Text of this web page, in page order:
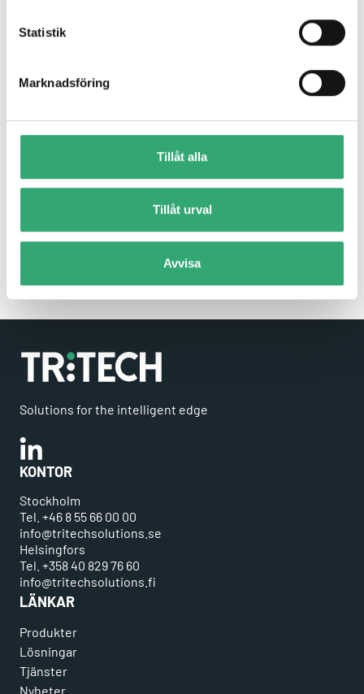
Statistik
Marknadsföring
Tillåt alla
Tillåt urval
Avvisa
Qseven CPU Module with Intel Atom® X Series/N-
series/Core™ i3-N305 processor A product by...
Read more
Solutions for the intelligent edge
Linkedin
KONTOR
Stockholm
Tel. +46 8 55 66 00 00
info@tritechsolutions.se
Helsingfors
Tel. +358 40 829 76 60
info@tritechsolutions.fi
LÄNKAR
Produkter
Lösningar
Tjänster
Nyheter